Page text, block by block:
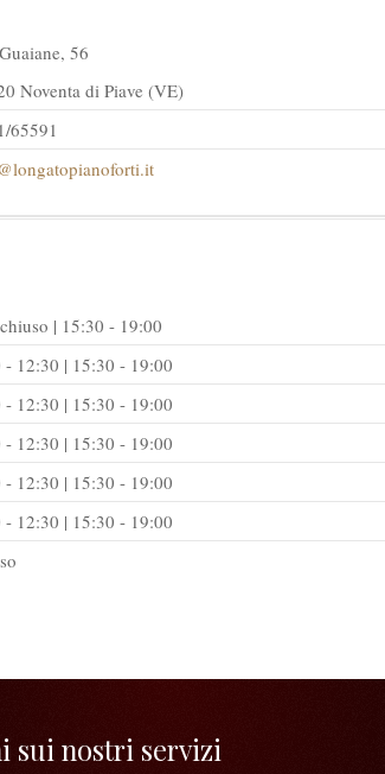
56
Noventa di Piave (VE)
65591
| 15:30 - 19:00
- 12:30 | 15:30 - 19:00
- 12:30 | 15:30 - 19:00
- 12:30 | 15:30 - 19:00
- 12:30 | 15:30 - 19:00
- 12:30 | 15:30 - 19:00
sui nostri servizi